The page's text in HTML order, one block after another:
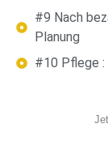
#9 Nach
Planung
#10 Pflege